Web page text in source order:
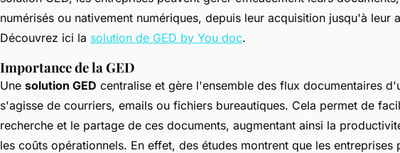
numérisés ou nativement numériques, depuis leur acquisition jusqu'à leur
Découvrez ici la solution de GED by You doc.
Importance de la GED
Une solution GED centralise et gère l'ensemble des flux documentaires
s'agisse de courriers, emails ou fichiers bureautiques. Cela permet de
recherche et le partage de ces documents, augmentant ainsi la
les coûts opérationnels. En effet, des études montrent que les entreprises